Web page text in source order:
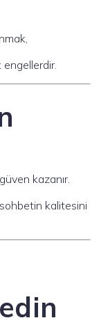
engellerdir.
kazanır.
kalitesini